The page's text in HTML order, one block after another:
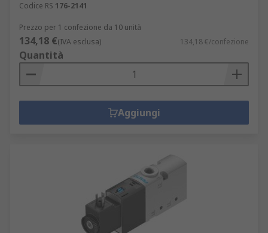
Codice RS 176-2141
Prezzo per 1 confezione da 10 unità
134,18 €(IVA esclusa) 134,18 €/confezione
Quantità
Aggiungi